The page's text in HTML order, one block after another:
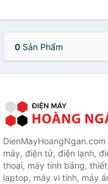
0 Sản Phẩm
máy, điện tử, điện lạnh,
thoại, máy tính bảng,
laptop, máy vi tính, máy